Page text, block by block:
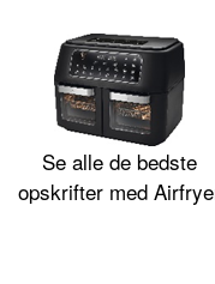
Se alle de bedste
opskrifter med